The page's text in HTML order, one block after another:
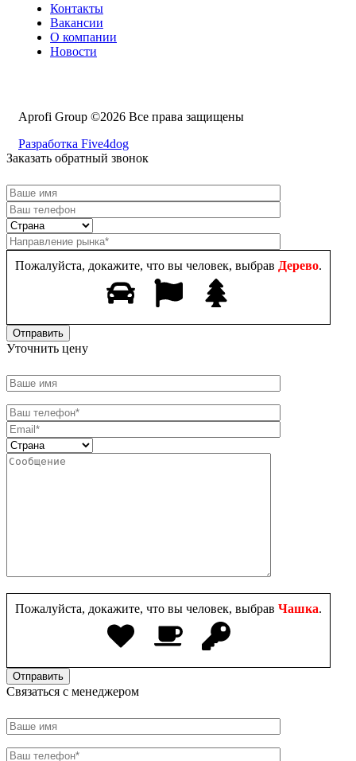
Контакты
Вакансии
О компании
Новости
Aprofi Group ©2026 Все права защищены
Разработка Five4dog
Заказать обратный звонок
Пожалуйста, докажите, что вы человек, выбрав Дерево.
Уточнить цену
Пожалуйста, докажите, что вы человек, выбрав Чашка.
Связаться с менеджером